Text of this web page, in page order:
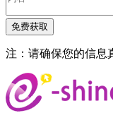
注：请确保您的信息